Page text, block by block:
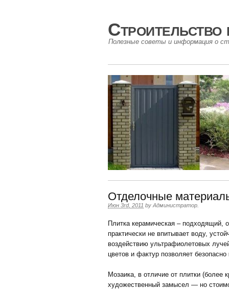
Полезные советы и информация о
Отделочные
Июн 3rd, 2011 by Администратор
Плитка керамическая – подходящий,
практически не впитывает воду,
воздействию ультрафиолетовых
цветов и фактур позволяет
Мозаика, в отличие от плитки (более
художественный замысел — но